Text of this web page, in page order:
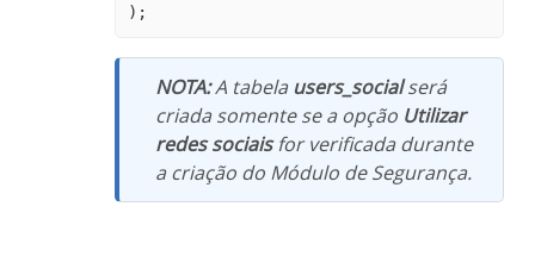
);
NOTA:A tabela users_socialserá
criada somente se a opção Utilizar
redes sociaisfor verificada durante
a criação do Módulo de Segurança.